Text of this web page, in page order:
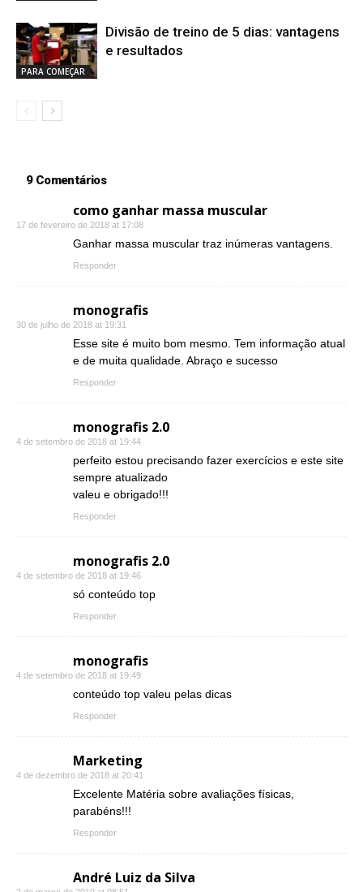
PARA COMEÇAR
Divisão de treino de 5 dias: vantagens
e resultados
9 Comentários
como ganhar massa muscular
17 de fevereiro de 2018 at 17:08
Ganhar massa muscular traz inúmeras vantagens.
Responder
monografis
30 de julho de 2018 at 19:31
Esse site é muito bom mesmo. Tem informação atual
e de muita qualidade. Abraço e sucesso
Responder
monografis 2.0
4 de setembro de 2018 at 19:44
perfeito estou precisando fazer exercícios e este site
sempre atualizado
valeu e obrigado!!!
Responder
monografis 2.0
4 de setembro de 2018 at 19:46
só conteúdo top
Responder
monografis
4 de setembro de 2018 at 19:49
conteúdo top valeu pelas dicas
Responder
Marketing
4 de dezembro de 2018 at 20:41
Excelente Matéria sobre avaliações físicas,
parabéns!!!
Responder
André Luiz da Silva